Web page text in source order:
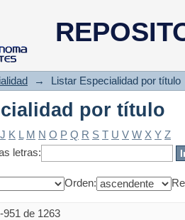
por título
→ Listar Especialidad por título
por título
J K L M N O P Q R S T U V W X Y Z
letras:
Orden:
de 1263